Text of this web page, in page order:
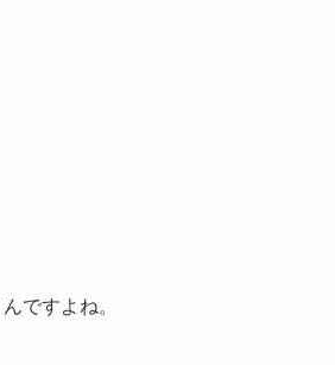
ですよね。